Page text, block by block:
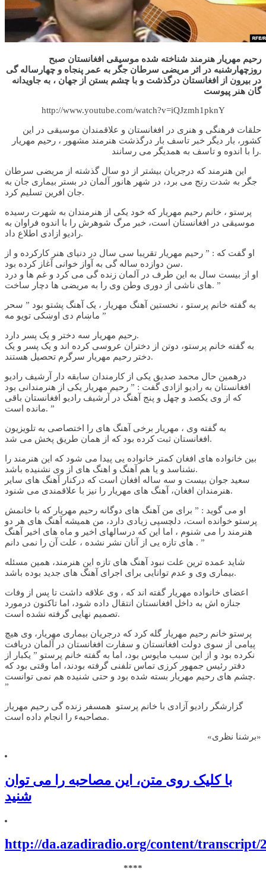
رحیم مهریار هنرمند شناخته شده موسیقی افغانستان صبح
روزچهارشنبه در اثر مریضی سرطان جگر به عمر پنجاه و چهارساله گی
در بیرون از افغانستان درگذشت و با چشم بستن از جهان ، به جاویدانه
گان هنر پیوست
http://www.youtube.com/watch?v=iQJzmh1pknY
حلقات فرهنگی و هنری در افغانستان و علاقمندان موسیقی در این
کشور، بار دیگر خبر تاسف بار درگذشت هنرمند مشهور ، رحیم مهریار
را با اندوه و تاسف به همدیگر می رسانند.
این هنرمند که درجریان بیشتر از دو سال گذشته از مریضی سرطان
جگر به شدت رنج می برد، در شهر هانور آلمان در بستر بیماری جان به
جان افرین تسلیم کرد.
پرستو ، خانم رحیم مهریار که خود یکی از هنرمندان به شهرت رسیده
موسیقی در افغانستان است، خبر مرگ شوهرش را با اندوه فراوان به
رادیو ازادی اطلاع داد.
او گفت که : ” رحیم مهریار تقریبا سی سال در دنیای هنر کارکرده و از
سن دوازده ساله گی به آواز خوانی آغاز کرده بود.
او از بیست سال به این طرف در آلمان زنده گی می کرد و غم ها و درد
های ناشی از دوری وطن وی را به مریضی ها دچار ساخت. ”
به گفته خانم پرستو ، نخستین آهنگ مهریار ، یک آهنگ پشتو بود ” سحر
ماښام دی اوښکی تویو مه ”
رحیم مهریار سه دختر و یک پسر دارد.
به گفته خانم پرستو، دوتن از دختران عروسی کرده اند و یک پسر و یک
دختر رحیم مهریار سرگرم تحصیل هستند.
درهمین حال محمد صدیق یکی از کارمندان سابقه دار آرشیف رادیو
افغانستان به رادیو ازادی گفت : ” رحیم مهریار یکی از هنرمندانی بود
که از وی یکصد و چهل و پنج آهنگ در آرشیف رادیو افغانستان باقی
مانده است. ”
به گفته وی ، مهریار برخی آهنگ های را اختصاصی به تلویزیون
افغانستان ثبت کرده بود که از همان طریق پخش می شد.
بین خانواده های افغان کمتر خانواده یی پیدا می شود که این هنرمند را
نشناسد و یا هم آهنگ و اهنگ های از وی نشنیده باشد.
سعید جوان بیست و سه ساله افغان است که درکنار آهنگ های سایر
هنرمندان افغان، آهنگ های مهریار را نیز با علاقمندی می شنود.
او می گوید : ” برای من آهنگ های دوگانه رحیم مهریار که با خانمش
پرستو خوانده است، دلچسپی زیادی دارد، من همیشه آهنگ های هر دو
هنرمند را می شنوم ، اما این که درسالهای اخیر و ماه های اخیر آهنگ
های تازه یی از آنان نشر نشده ، علت آن را نمی دانم . ”
شاید عمده ترین علت نبود آهنگ های تازه این هنرمند، همین مسئله
بیماری وی و عدم توانایی برای اجرای آهنگ های جدید بوده باشد.
اعضای خانواده مهریار گفته اند که ، وی علاقه داشت تا پس از وفات
جنازه اش به داخل افغانستان انتقال داده شود، اما تاکنون درمورد
تصمیم نهایی گرفته نشده است.
پرستو خانم رحیم مهریار گله کرد که درجریان بیماری مهریار، وی هیچ
پیامی از سوی دولت افغانستان و سفارت افغانستان در آلمان دریافت
نکرده بود و از این سبب مایوس بود، اما به گفته خانم پرستو ” یکبار از
دفتر رئیس جمهور کرزی تماس تلفنی گرفته بودند، اما وقتی بود که
چشم های رحیم مهریار بسته شده بود و حتی شنیده هم نمی توانست.
”
گزارشگر رادیو آزادی با خانم پرستو همسفر زنده گی رحیم مهریار
مصاحبهء را انجام داده است.
«برشنا نظری»
با کلیک روی متن، این مصاحبه را می توان
شنید
http://da.azadiradio.org/content/transcript/
****